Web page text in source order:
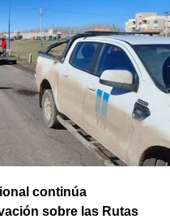
continúa
sobre las Rutas